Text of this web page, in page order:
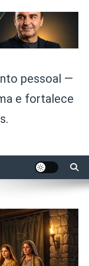
pessoal —
e fortalece